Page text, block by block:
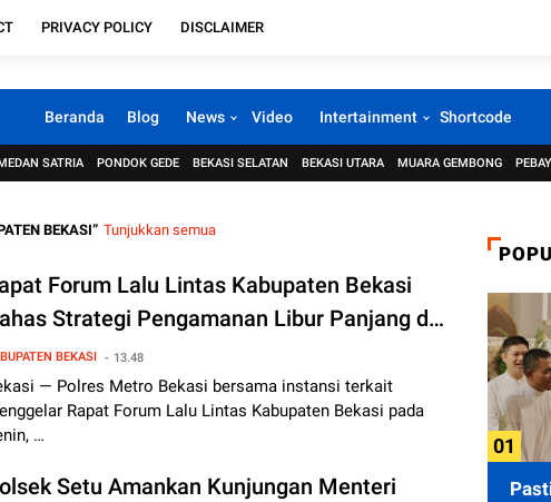
PRIVACY POLICY DISCLAIMER
Beranda Blog News Video Intertainment Shortcode
SATRIA PONDOK GEDE BEKASI SELATAN BEKASI UTARA MUARA GEMBONG
BEKASI Tunjukkan semua
Forum Lalu Lintas Kabupaten Bekasi
Strategi Pengamanan Libur Panjang dan
Baru
BEKASI 13.48
— Polres Metro Bekasi bersama instansi terkait
Rapat Forum Lalu Lintas Kabupaten Bekasi pada
…
Setu Amankan Kunjungan Menteri